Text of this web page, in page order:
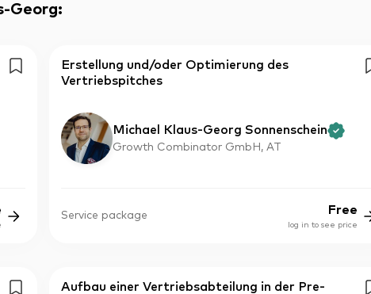
Georg:
Erstellung und/oder Optimierung des
Vertriebspitches
Michael Klaus-Georg Sonnenschein
Growth Combinator GmbH, AT
Service package Free
log in to see price
Aufbau einer Vertriebsabteilung in der Pre-